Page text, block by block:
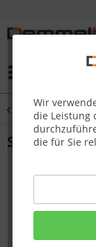
Wir
die Leistung
die für Sie
Übersicht
Salzkristall